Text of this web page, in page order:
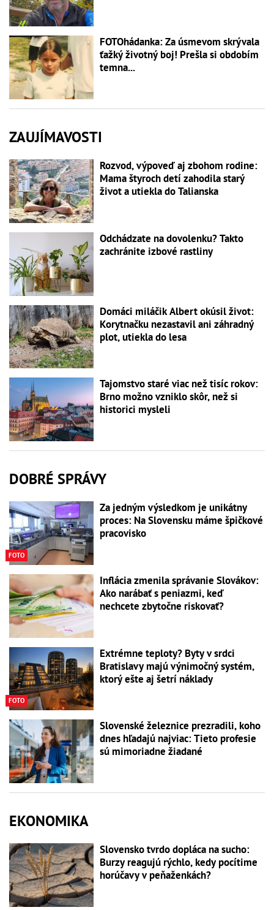
FOTOhádanka: Za úsmevom skrývala
ťažký životný boj! Prešla si obdobím
temna...
ZAUJÍMAVOSTI
Rozvod, výpoveď aj zbohom rodine:
Mama štyroch detí zahodila starý
život a utiekla do Talianska
Odchádzate na dovolenku? Takto
zachránite izbové rastliny
Domáci miláčik Albert okúsil život:
Korytnačku nezastavil ani záhradný
plot, utiekla do lesa
Tajomstvo staré viac než tisíc rokov:
Brno možno vzniklo skôr, než si
historici mysleli
DOBRÉ SPRÁVY
FOTO
Za jedným výsledkom je unikátny
proces: Na Slovensku máme špičkové
pracovisko
Inflácia zmenila správanie Slovákov:
Ako narábať s peniazmi, keď
nechcete zbytočne riskovať?
FOTO
Extrémne teploty? Byty v srdci
Bratislavy majú výnimočný systém,
ktorý ešte aj šetrí náklady
Slovenské železnice prezradili, koho
dnes hľadajú najviac: Tieto profesie
sú mimoriadne žiadané
EKONOMIKA
Slovensko tvrdo dopláca na sucho:
Burzy reagujú rýchlo, kedy pocítime
horúčavy v peňaženkách?